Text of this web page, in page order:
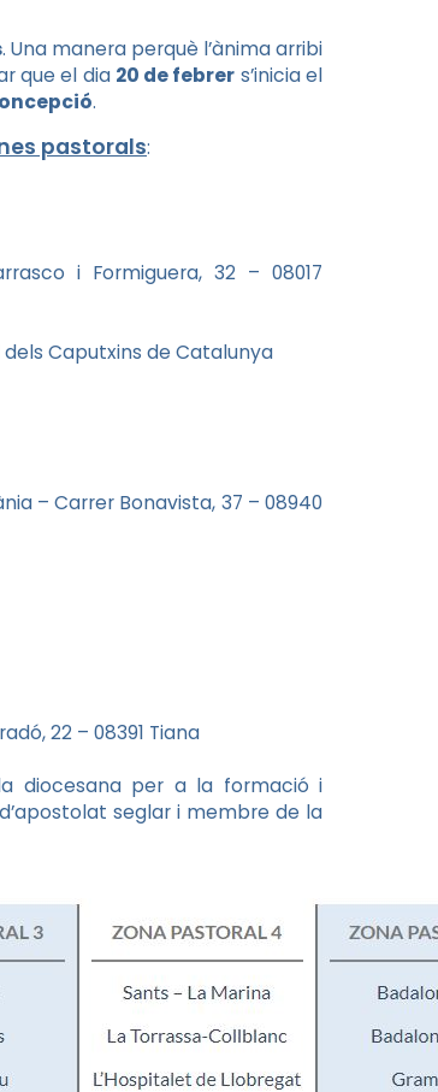
. Una manera perquè l’ànima arribi
que el dia 20 de febrer s’inicia el
.
pastorals:
i Formiguera, 32 – 08017
dels Caputxins de Catalunya
– Carrer Bonavista, 37 – 08940
22 – 08391 Tiana
diocesana per a la formació i
seglar i membre de la